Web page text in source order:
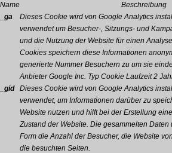
Name
Beschreibung
_ga
Dieses Cookie wird von Google Analytics
verwendet um Besucher-, Sitzungs- und
und die Nutzung der Website für einen
Cookies speichern diese Informationen
generierte Nummer Besuchern zu um sie
Anbieter Google Inc. Typ Cookie Laufzeit 2
_gid
Dieses Cookie wird von Google Analytics
verwendet, um Informationen darüber zu
Website nutzen und hilft bei der Erstellung
Zustand der Website. Die gesammelten
Form die Anzahl der Besucher, die Website
die besuchten Seiten.